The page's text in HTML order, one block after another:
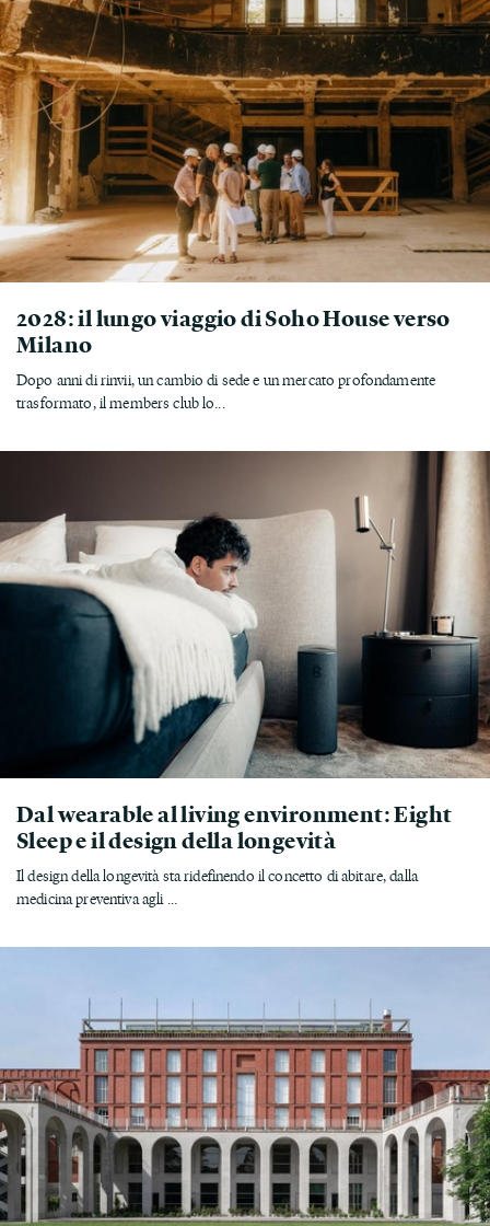
2028: il lungo viaggio di Soho House verso
Milano
Dopo anni di rinvii, un cambio di sede e un mercato profondamente
trasformato, il members club lo...
Dal wearable al living environment: Eight
Sleep e il design della longevità
Il design della longevità sta ridefinendo il concetto di abitare, dalla
medicina preventiva agli ...